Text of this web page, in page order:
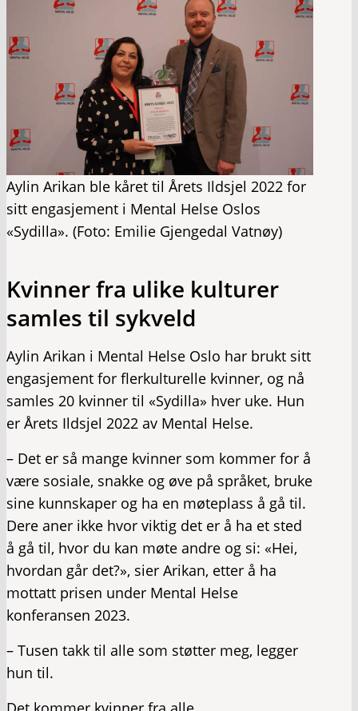
Aylin Arikan ble kåret til Årets Ildsjel 2022 for
sitt engasjement i Mental Helse Oslos
«Sydilla». (Foto: Emilie Gjengedal Vatnøy)
Kvinner fra ulike kulturer
samles til sykveld
Aylin Arikan i Mental Helse Oslo har brukt sitt
engasjement for flerkulturelle kvinner, og nå
samles 20 kvinner til «Sydilla» hver uke. Hun
er Årets Ildsjel 2022 av Mental Helse.
– Det er så mange kvinner som kommer for å
være sosiale, snakke og øve på språket, bruke
sine kunnskaper og ha en møteplass å gå til.
Dere aner ikke hvor viktig det er å ha et sted
å gå til, hvor du kan møte andre og si: «Hei,
hvordan går det?», sier Arikan, etter å ha
mottatt prisen under Mental Helse
konferansen 2023.
– Tusen takk til alle som støtter meg, legger
hun til.